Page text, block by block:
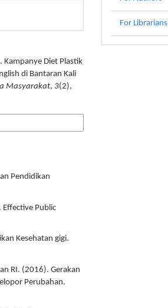
Kampanye Diet Plastik
di Bantaran Kali
Masyarakat, 3(2),
Pendidikan
Public
Kesehatan gigi.
RI. (2016). Gerakan
Perubahan.
For Librarians